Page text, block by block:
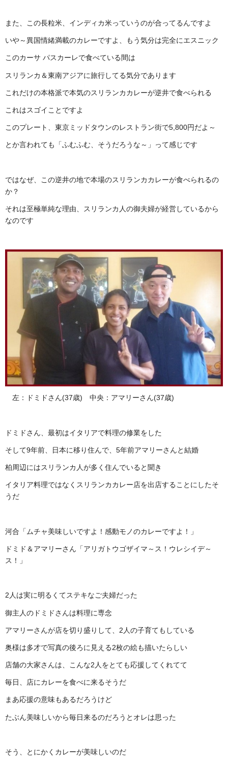
また、この長粒米、インディカ米っていうのが合ってるんですよ
いや～異国情緒満載のカレーですよ、もう気分は完全にエスニック
このカーサ パスカーレで食べている間は
スリランカ＆東南アジアに旅行してる気分であります
これだけの本格派で本気のスリランカカレーが逆井で食べられる
これはスゴイことですよ
このプレート、東京ミッドタウンのレストラン街で5,800円だよ～
とか言われても「ふむふむ、そうだろうな～」って感じです
ではなぜ、この逆井の地で本場のスリランカカレーが食べられるの
か？
それは至極単純な理由、スリランカ人の御夫婦が経営しているから
なのです
左：ドミドさん(37歳) 中央：アマリーさん(37歳)
ドミドさん、最初はイタリアで料理の修業をした
そして9年前、日本に移り住んで、5年前アマリーさんと結婚
柏周辺にはスリランカ人が多く住んでいると聞き
イタリア料理ではなくスリランカカレー店を出店することにしたそ
うだ
河合「ムチャ美味しいですよ！感動モノのカレーですよ！」
ドミド＆アマリーさん「アリガトウゴザイマ～ス！ウレシイデ～
ス！」
2人は実に明るくてステキなご夫婦だった
御主人のドミドさんは料理に専念
アマリーさんが店を切り盛りして、2人の子育てもしている
奥様は多才で写真の後ろに見える2枚の絵も描いたらしい
店舗の大家さんは、こんな2人をとても応援してくれてて
毎日、店にカレーを食べに来るそうだ
まあ応援の意味もあるだろうけど
たぶん美味しいから毎日来るのだろうとオレは思った
そう、とにかくカレーが美味しいのだ